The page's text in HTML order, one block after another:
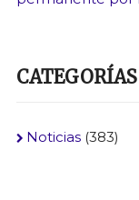
CATEGORÍAS
Noticias(383)